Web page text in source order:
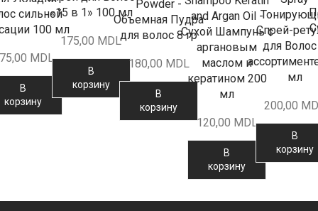
сильной
100 мл
MDL
В
корзину
«15 в 1» 100 мл
175,00 MDL
В
корзину
Powder -
Объемная Пудра
для волос 8 гр
180,00 MDL
В
корзину
and Argan Oil -
Сухой Шампунь с
аргановым
маслом и
кератином 200
мл
120,00 MDL
В
корзину
Спрей-
для
мл
200,00
В
корзину